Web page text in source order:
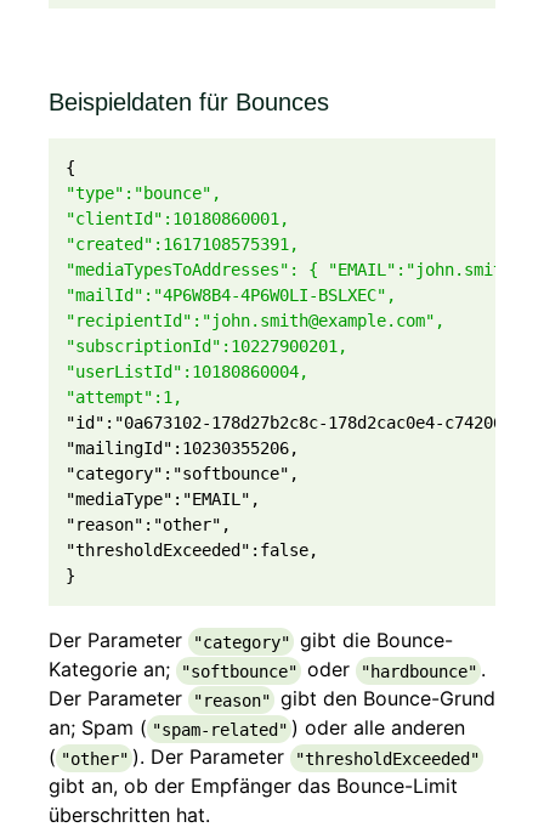
Beispieldaten für Bounces
{
"type":"bounce",
"clientId":10180860001,
"created":1617108575391,
"mediaTypesToAddresses": {
"mailId":"4P6W8B4-4P6W0LI-BSLXEC",
"recipientId":"john.smith@example.com",
"subscriptionId":10227900201,
"userListId":10180860004,
"attempt":1,
"id":"0a673102-178d27b2c8c-178d2cac0e4-
"mailingId":10230355206,
"category":"softbounce",
"mediaType":"EMAIL",
"reason":"other",
"thresholdExceeded":false,
}
Der Parameter "category" gibt die Bounce-
Kategorie an;
"softbounce" oder "hardbounce" .
Der Parameter
"reason" gibt den Bounce-Grund
an; Spam ( "spam-related" ) oder alle anderen
( "other" ). Der Parameter "thresholdExceeded"
gibt an, ob der Empfänger das Bounce-Limit
überschritten hat.